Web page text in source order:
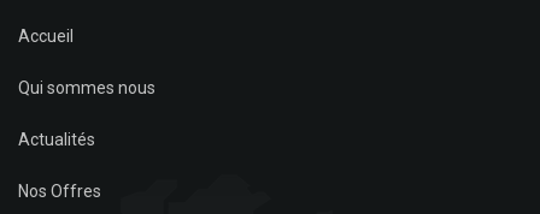
Accueil
Qui sommes nous
Actualités
Nos Offres